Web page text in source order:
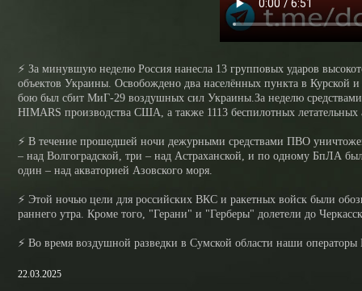
⚡️ За минувшую неделю Россия нанесла 13 групповых ударов
объектов Украины. Освобождено два населённых пункта в Курской
бою был сбит МиГ-29 воздушных сил Украины.За неделю
HIMARS производства США, а также 1113 беспилотных
⚡️ В течение прошедшей ночи дежурными средствами ПВО
– над Волгоградской, три – над Астраханской, и по одному БпЛА
один – над акваторией Азовского моря.
⚡️ Этой ночью цели для российских ВКС и ракетных войск были
раннего утра. Кроме того, "Герани" и "Герберы" долетели до
⚡️ Во время воздушной разведки в Сумской области наши
22.03.2025